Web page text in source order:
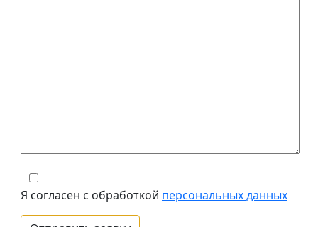
Я согласен с обработкой персональных данных